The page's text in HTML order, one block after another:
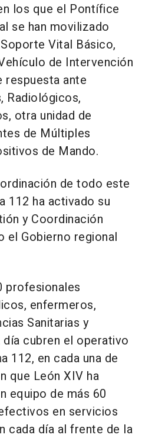
los que el Pontífice
se han movilizado
Vital Básico,
de Intervención
respuesta ante
Radiológicos,
otra unidad de
de Múltiples
de Mando.
de todo este
112 ha activado su
y Coordinación
el Gobierno regional
profesionales
enfermeros,
Sanitarias y
cubren el operativo
112, en cada una de
que León XIV ha
equipo de más 60
en servicios
cada día al frente de la